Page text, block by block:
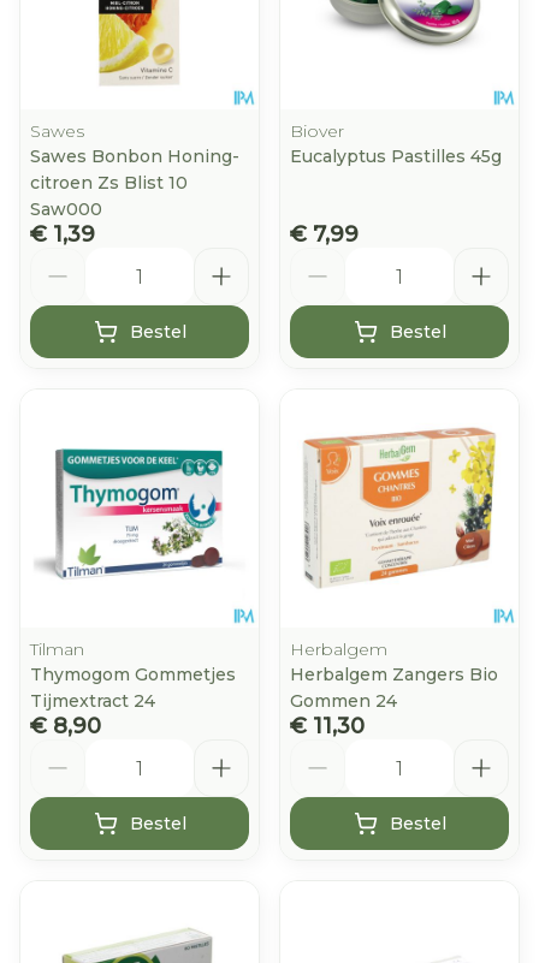
Sawes
Sawes Bonbon Honing-
citroen Zs Blist 10
Saw000
€ 1,39
Bestel
Biover
Eucalyptus Pastilles 45g
€ 7,99
Bestel
Tilman
Thymogom Gommetjes
Tijmextract 24
€ 8,90
Bestel
Herbalgem
Herbalgem Zangers Bio
Gommen 24
€ 11,30
Bestel